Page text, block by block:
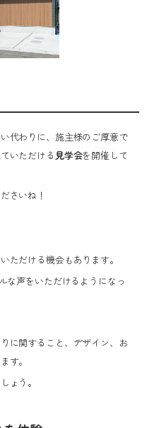
代わりに、施主様のご厚意で
いただける見学会を開催して
さいね！
ただける機会もあります。
な声をいただけるようになっ
に関すること、デザイン、お
す。
ょう。